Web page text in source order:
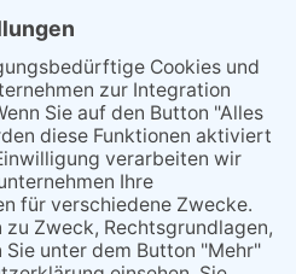
Datenschutzerklärung AGB
Cookie-Einstellungen